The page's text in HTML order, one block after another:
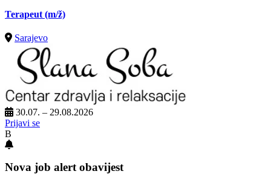
Terapeut (m/ž)
Sarajevo
30.07. – 29.08.2026
Prijavi se
B
Nova job alert obavijest